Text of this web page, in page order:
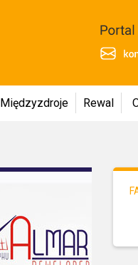
Międzyzdroje Rewal